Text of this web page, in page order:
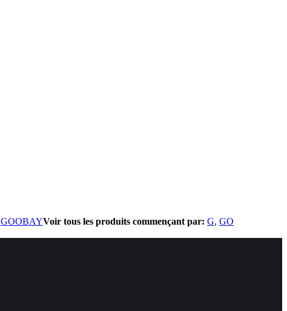
GOOBAYVoir tous les produits commençant par: G GO